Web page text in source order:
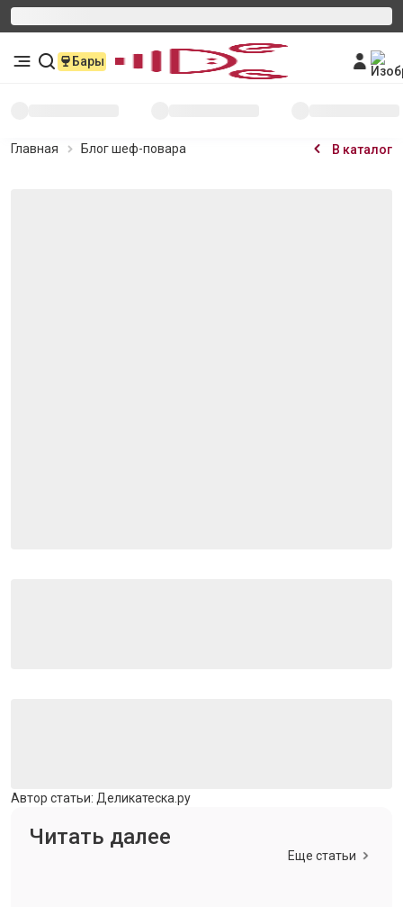
Бары
Главная Блог шеф-повара В каталог
Автор статьи: Деликатеска.ру
Читать далее
Еще статьи